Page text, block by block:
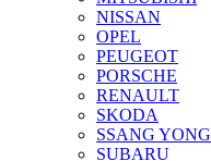
NISSAN
OPEL
PEUGEOT
PORSCHE
RENAULT
SKODA
SSANG YONG
SUBARU